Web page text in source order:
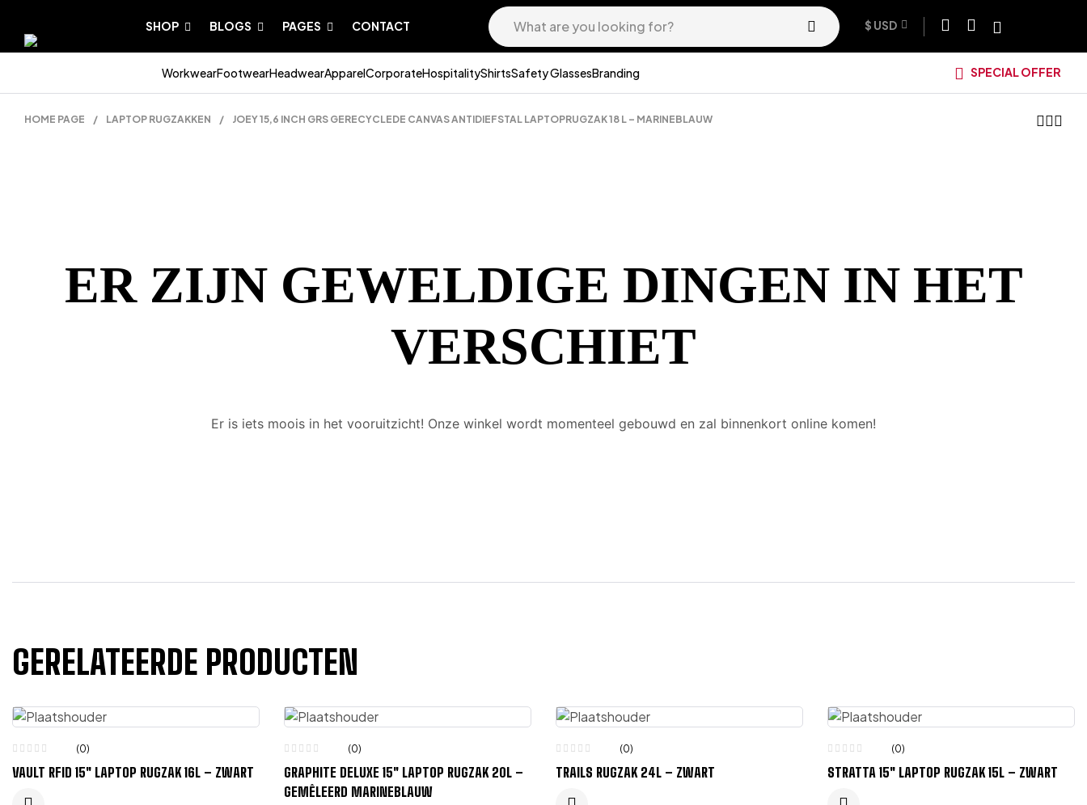
SHOP BLOGS PAGES CONTACT $ USD
WorkwearFootwearHeadwearApparelCorporateHospitalityShirtsSafety GlassesBranding SPECIAL OFFER
HOME PAGE / LAPTOP RUGZAKKEN / JOEY 15,6 INCH GRS GERECYCLEDE CANVAS ANTIDIEFSTAL LAPTOPRUGZAK 18 L – MARINEBLAUW
ER ZIJN GEWELDIGE DINGEN IN HET
VERSCHIET
Er is iets moois in het vooruitzicht! Onze winkel wordt momenteel gebouwd en zal binnenkort online komen!
GERELATEERDE PRODUCTEN
(0)
VAULT RFID 15″ LAPTOP RUGZAK 16L – ZWART
(0)
GRAPHITE DELUXE 15″ LAPTOP RUGZAK 20L –
GEMÊLEERD MARINEBLAUW
(0)
TRAILS RUGZAK 24L – ZWART
(0)
STRATTA 15″ LAPTOP RUGZAK 15L – ZWART